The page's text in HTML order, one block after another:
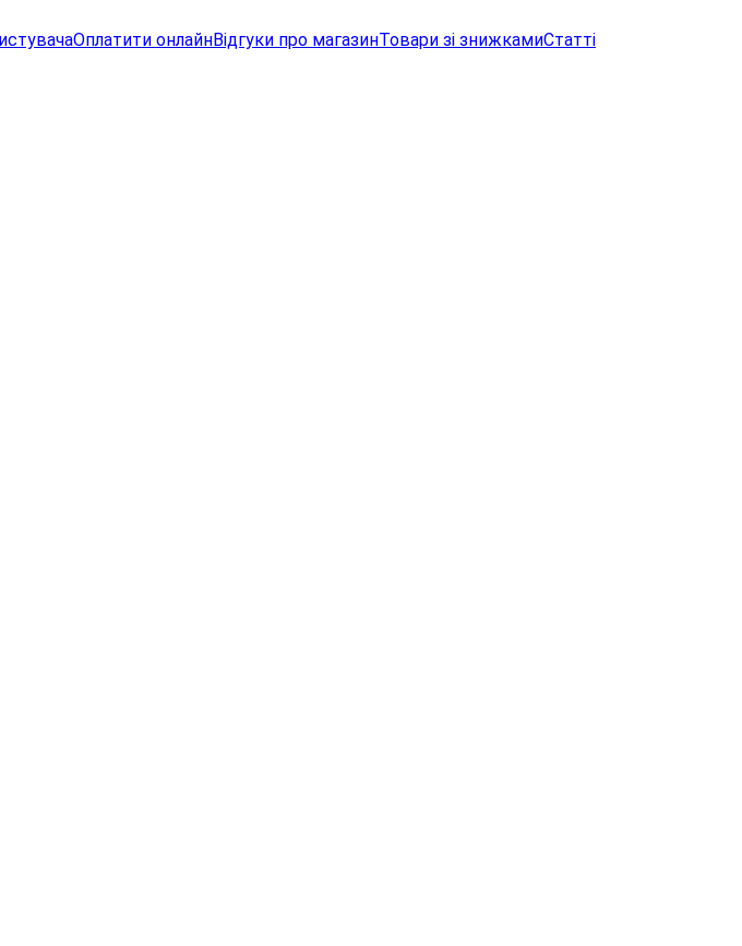
Оплатити онлайнВідгуки про магазинТовари зі знижкамиСтатті